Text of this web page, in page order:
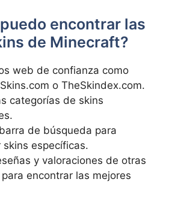
encontrar las
de Minecraft?
web ⁤de confianza‍ como
o TheSkindex.com.
categorías de skins⁤
​de búsqueda para
skins específicas.
y valoraciones de otras
encontrar‍ las mejores